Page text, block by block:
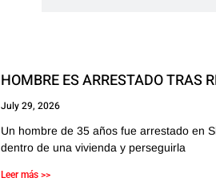
HOMBRE ES ARRESTADO TRAS
July 29, 2026
Un hombre de 35 años fue arrestado en
dentro de una vivienda y perseguirla
Leer más >>